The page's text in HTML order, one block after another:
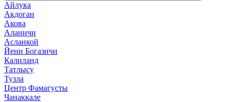
Айлука
Акдоган
Акова
Аланичи
Асланкой
Йени Богазичи
Калиланд
Татлысу
Тузла
Центр Фамагусты
Чанаккале